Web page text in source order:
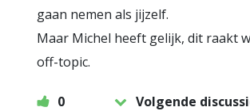
gaan nemen als jijzelf.
Maar Michel heeft gelijk, dit raakt
off-topic.
0
Volgende